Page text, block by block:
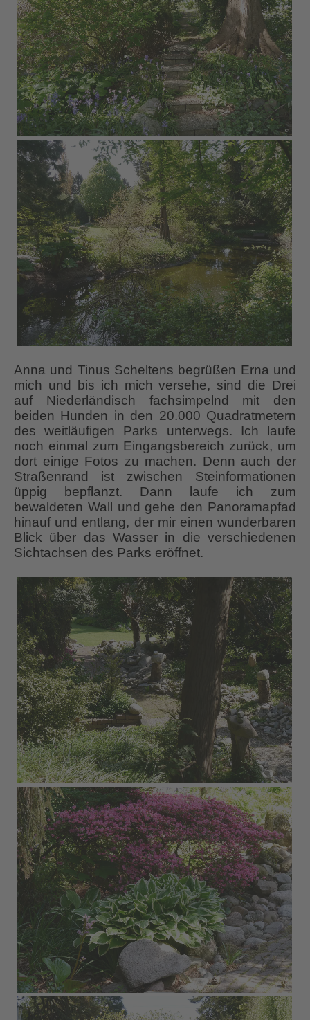
Anna und Tinus Scheltens begrüßen Erna und
mich und bis ich mich versehe, sind die Drei
auf Niederländisch fachsimpelnd mit den
beiden Hunden in den 20.000 Quadratmetern
des weitläufigen Parks unterwegs. Ich laufe
noch einmal zum Eingangsbereich zurück, um
dort einige Fotos zu machen. Denn auch der
Straßenrand ist zwischen Steinformationen
üppig bepflanzt. Dann laufe ich zum
bewaldeten Wall und gehe den Panoramapfad
hinauf und entlang, der mir einen wunderbaren
Blick über das Wasser in die verschiedenen
Sichtachsen des Parks eröffnet.